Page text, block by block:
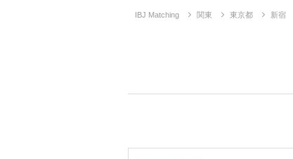
IBJ Matching 関東 東京都 新宿